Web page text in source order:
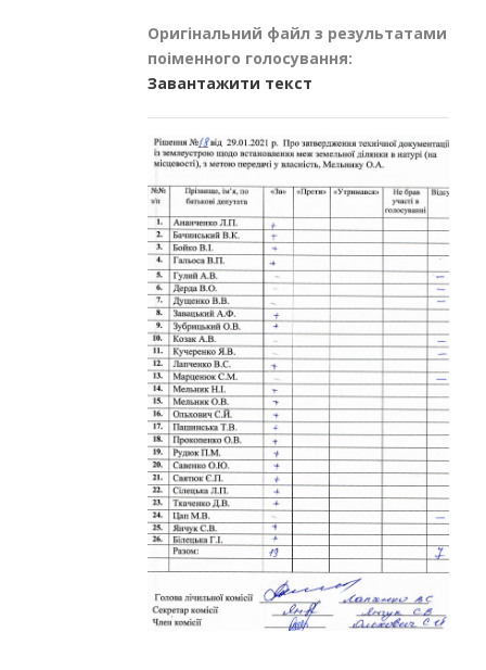
Оригінальний файл з результатами
поіменного голосування:
Завантажити текст